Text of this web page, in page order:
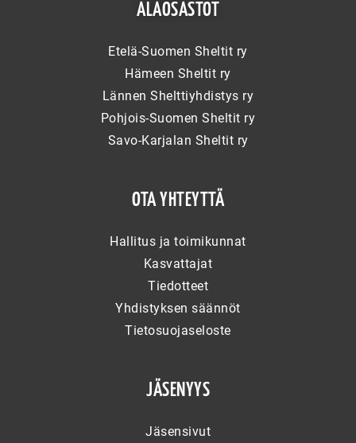
ALAOSASTOT
Etelä-Suomen Sheltit ry
Hämeen Sheltit ry
Lännen Shelttiyhdistys ry
Pohjois-Suomen Sheltit ry
Savo-Karjalan Sheltit ry
OTA YHTEYTTÄ
Hallitus ja toimikunnat
Kasvattajat
Tiedotteet
Yhdistyksen säännöt
Tietosuojaseloste
JÄSENYYS
Jäsensivut